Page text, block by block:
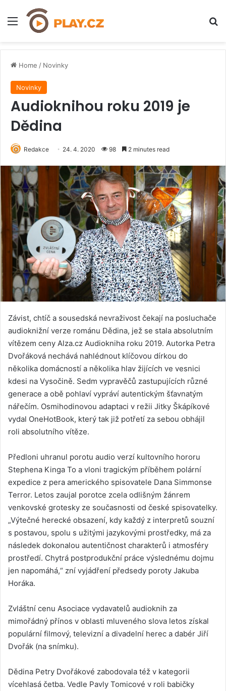
Menu
Home / Novinky
Novinky
Audioknihou roku 2019 je
Dědina
Redakce 24. 4. 2020 98 2 minutes read
Závist, chtíč a sousedská nevraživost čekají na posluchače
audioknižní verze románu Dědina, jež se stala absolutním
vítězem ceny Alza.cz Audiokniha roku 2019. Autorka Petra
Dvořáková nechává nahlédnout klíčovou dírkou do
několika domácností a několika hlav žijících ve vesnici
kdesi na Vysočině. Sedm vypravěčů zastupujících různé
generace a obě pohlaví vypráví autentickým šťavnatým
nářečím. Osmihodinovou adaptaci v režii Jitky Škápíkové
vydal OneHotBook, který tak již potřetí za sebou obhájil
roli absolutního vítěze.
Předloni uhranul porotu audio verzí kultovního hororu
Stephena Kinga To a vloni tragickým příběhem polární
expedice z pera amerického spisovatele Dana Simmonse
Terror. Letos zaujal porotce zcela odlišným žánrem
venkovské grotesky ze současnosti od české spisovatelky.
„Výtečné herecké obsazení, kdy každý z interpretů souzní
s postavou, spolu s užitými jazykovými prostředky, má za
následek dokonalou autentičnost charakterů i atmosféry
prostředí. Chytrá postprodukční práce výslednému dojmu
jen napomáhá,“ zní vyjádření předsedy poroty Jakuba
Horáka.
Zvláštní cenu Asociace vydavatelů audioknih za
mimořádný přínos v oblasti mluveného slova letos získal
populární filmový, televizní a divadelní herec a dabér Jiří
Dvořák (na snímku).
Dědina Petry Dvořákové zabodovala též v kategorii
vícehlasá četba. Vedle Pavly Tomicové v roli babičky